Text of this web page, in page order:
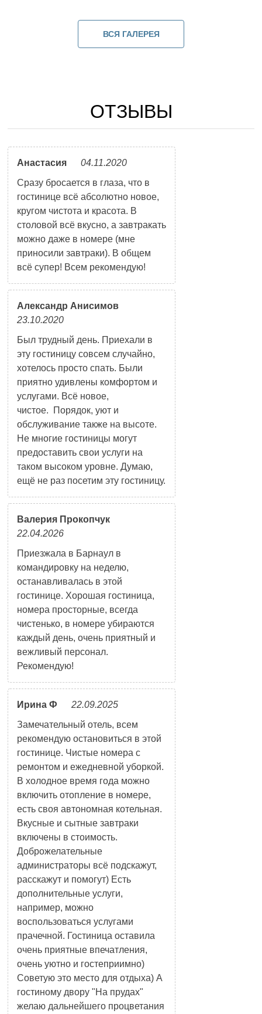
ВСЯ ГАЛЕРЕЯ
ОТЗЫВЫ
Анастасия
04.11.2020
Сразу бросается в глаза, что в
гостинице всё абсолютно новое,
кругом чистота и красота. В
столовой всё вкусно, а завтракать
можно даже в номере (мне
приносили завтраки). В общем
всё супер! Всем рекомендую!
Александр Анисимов
23.10.2020
Был трудный день. Приехали в
эту гостиницу совсем случайно,
хотелось просто спать. Были
приятно удивлены комфортом и
услугами. Всё новое,
чистое. Порядок, уют и
обслуживание также на высоте.
Не многие гостиницы могут
предоставить свои услуги на
таком высоком уровне. Думаю,
ещё не раз посетим эту гостиницу.
Валерия Прокопчук
22.04.2026
Приезжала в Барнаул в
командировку на неделю,
останавливалась в этой
гостинице. Хорошая гостиница,
номера просторные, всегда
чистенько, в номере убираются
каждый день, очень приятный и
вежливый персонал.
Рекомендую!
Ирина Ф
22.09.2025
Замечательный отель, всем
рекомендую остановиться в этой
гостинице. Чистые номера с
ремонтом и ежедневной уборкой.
В холодное время года можно
включить отопление в номере,
есть своя автономная котельная.
Вкусные и сытные завтраки
включены в стоимость.
Доброжелательные
администраторы всё подскажут,
расскажут и помогут) Есть
дополнительные услуги,
например, можно
воспользоваться услугами
прачечной. Гостиница оставила
очень приятные впечатления,
очень уютно и гостеприимно)
Советую это место для отдыха) А
гостиному двору "На прудах"
желаю дальнейшего процветания